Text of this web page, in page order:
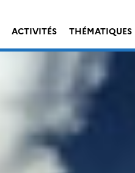
ACTIVITÉS THÉMATIQUES